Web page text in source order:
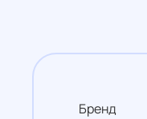
Бренд